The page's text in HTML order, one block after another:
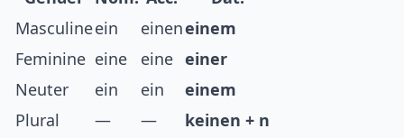
Masculineein eineneinem
Feminine eine eine einer
Neuter
ein ein
einem
Plural
— —
keinen + n